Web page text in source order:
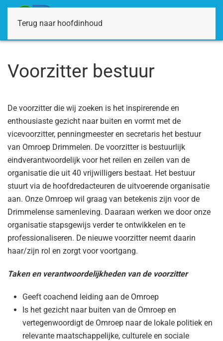
Terug naar hoofdinhoud
Voorzitter bestuur
De voorzitter die wij zoeken is het inspirerende en
enthousiaste gezicht naar buiten en vormt met de
vicevoorzitter, penningmeester en secretaris het bestuur
van Omroep Drimmelen. De voorzitter is bestuurlijk
eindverantwoordelijk voor het reilen en zeilen van de
organisatie die uit 40 vrijwilligers bestaat. Het bestuur
stuurt via de hoofdredacteuren de uitvoerende organisatie
aan. Onze Omroep wil graag van betekenis zijn voor de
Drimmelense samenleving. Daaraan werken we door onze
organisatie stapsgewijs verder te ontwikkelen en te
professionaliseren. De nieuwe voorzitter neemt daarin
haar/zijn rol en zorgt voor voortgang.
Taken en verantwoordelijkheden van de voorzitter
Geeft coachend leiding aan de Omroep
Is het gezicht naar buiten van de Omroep en
vertegenwoordigt de Omroep naar de lokale politiek en
relevante maatschappelijke, culturele en sociale